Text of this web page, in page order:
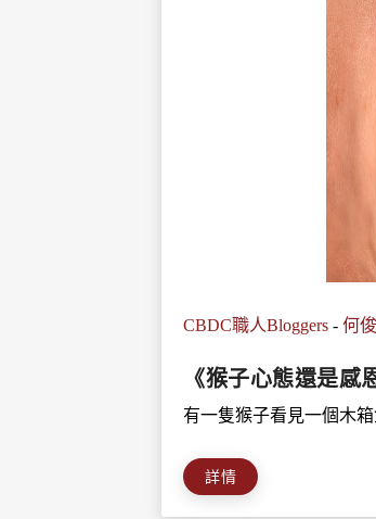
CBDC職人Bloggers -何
《猴子心態還是感
有一隻猴子看見一個木
詳情